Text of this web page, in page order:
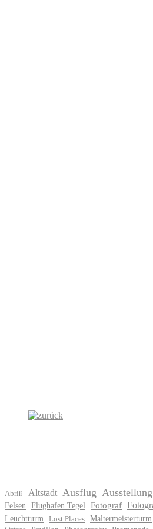
Abriß Altstadt Ausflug Ausstellung
Felsen Flughafen Tegel Fotograf
Leuchtturm Lost Places Maltermeisterturm